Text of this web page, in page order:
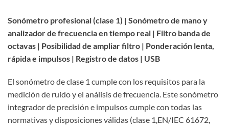
Sonómetro profesional (clase 1) | Sonómetro de mano y
analizador de frecuencia en tiempo real | Filtro banda de
octavas | Posibilidad de ampliar filtro | Ponderación lenta,
rápida e impulsos | Registro de datos | USB
El sonómetro de clase 1 cumple con los requisitos para la
medición de ruido y el análisis de frecuencia. Este sonómetro
integrador de precisión e impulsos cumple con todas las
normativas y disposiciones válidas (clase 1,EN/IEC 61672,